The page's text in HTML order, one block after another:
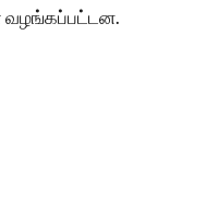
வழங்கப்பட்டன.